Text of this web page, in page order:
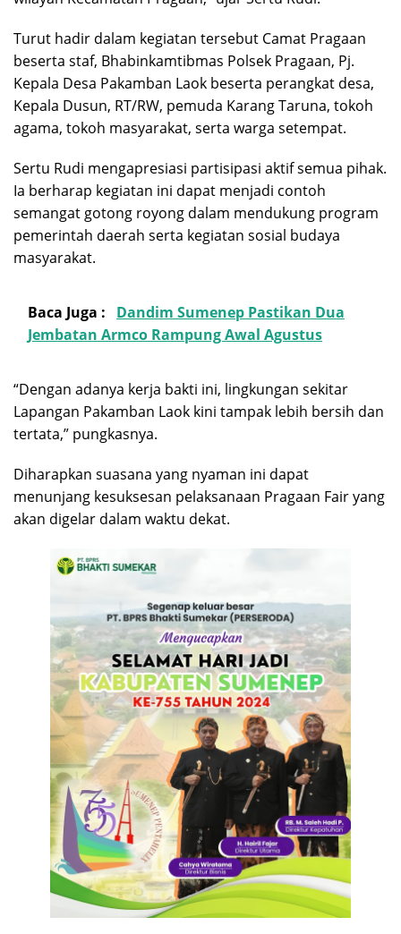
Turut hadir dalam kegiatan tersebut Camat Pragaan
beserta staf, Bhabinkamtibmas Polsek Pragaan, Pj.
Kepala Desa Pakamban Laok beserta perangkat desa,
Kepala Dusun, RT/RW, pemuda Karang Taruna, tokoh
agama, tokoh masyarakat, serta warga setempat.
Sertu Rudi mengapresiasi partisipasi aktif semua pihak.
Ia berharap kegiatan ini dapat menjadi contoh
semangat gotong royong dalam mendukung program
pemerintah daerah serta kegiatan sosial budaya
masyarakat.
Baca Juga :
Dandim Sumenep Pastikan Dua
Jembatan Armco Rampung Awal Agustus
“Dengan adanya kerja bakti ini, lingkungan sekitar
Lapangan Pakamban Laok kini tampak lebih bersih dan
tertata,” pungkasnya.
Diharapkan suasana yang nyaman ini dapat
menunjang kesuksesan pelaksanaan Pragaan Fair yang
akan digelar dalam waktu dekat.